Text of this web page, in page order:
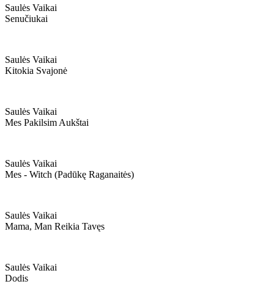
Saulės Vaikai
Senučiukai
Saulės Vaikai
Kitokia Svajonė
Saulės Vaikai
Mes Pakilsim Aukštai
Saulės Vaikai
Mes - Witch (padūkę Raganaitės)
Saulės Vaikai
Mama, Man Reikia Tavęs
Saulės Vaikai
Dodis